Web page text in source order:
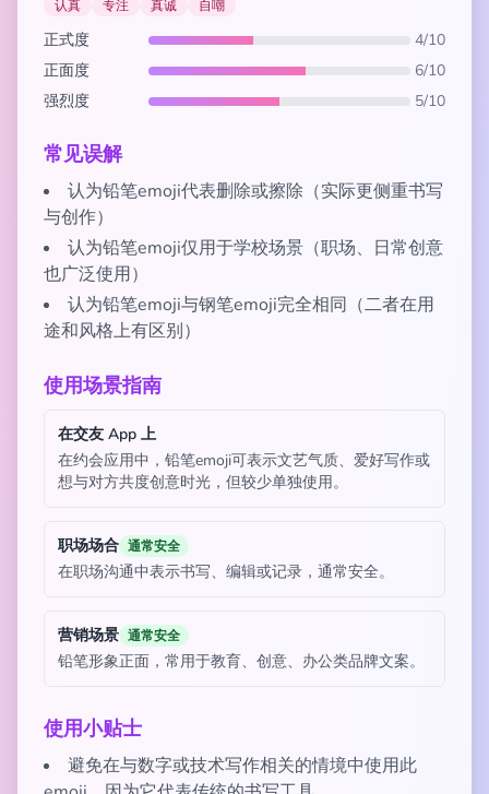
认真 专注 真诚 自嘲
正式度
4/10
正面度
6/10
强烈度
5/10
常见误解
认为铅笔emoji代表删除或擦除（实际更侧重书写
与创作）
认为铅笔emoji仅用于学校场景（职场、日常创意
也广泛使用）
认为铅笔emoji与钢笔emoji完全相同（二者在用
途和风格上有区别）
使用场景指南
在交友 App 上
在约会应用中，铅笔emoji可表示文艺气质、爱好写作或
想与对方共度创意时光，但较少单独使用。
职场场合 通常安全
在职场沟通中表示书写、编辑或记录，通常安全。
营销场景 通常安全
铅笔形象正面，常用于教育、创意、办公类品牌文案。
使用小贴士
避免在与数字或技术写作相关的情境中使用此